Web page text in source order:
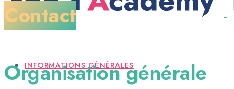
PROGRAMME
INFORMATIONS GÉNÉRALES
Contact
Organisation générale